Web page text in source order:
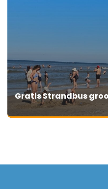
Gratis Strandbus